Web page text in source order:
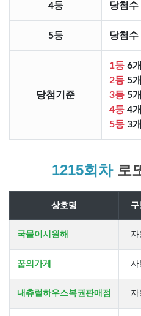
4등 당첨수
5등 당첨수
당첨기준
1등 6
2등 5
3등 5
4등 4
5등 3
1215회차로
상호명 구
국물이시원해 자
꿈의가게 자
내츄럴하우스복권판매점 자